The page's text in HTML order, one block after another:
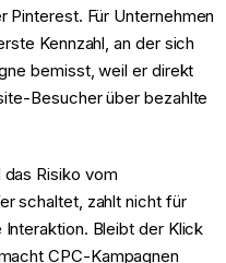
Pinterest. Für Unternehmen
Kennzahl, an der sich
bemisst, weil er direkt
Besucher über bezahlte
Risiko vom
schaltet, zahlt nicht für
Bleibt der Klick
CPC-Kampagnen